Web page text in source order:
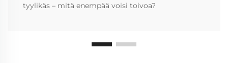
tyylikäs – mitä enempää voisi toivoa?